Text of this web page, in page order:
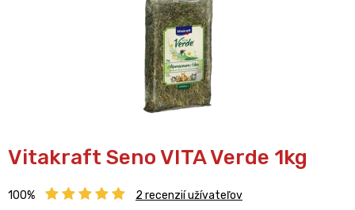
Vitakraft Seno VITA Verde 1kg
100% 2 recenzií užívateľov